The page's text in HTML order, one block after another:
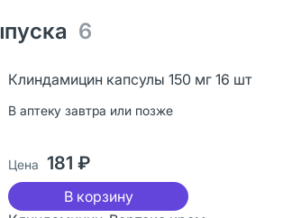
6
Клиндамицин капсулы 150 мг 16 шт
В аптеку завтра или позже
Цена 181 ₽
В корзину